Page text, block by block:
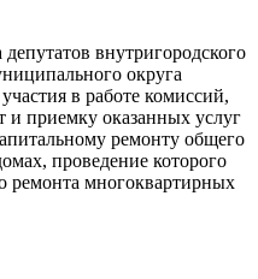
внутригородского
округа
в работе комиссий,
и приемку оказанных услуг
ремонту общего
проведение которого
ремонта многоквартирных